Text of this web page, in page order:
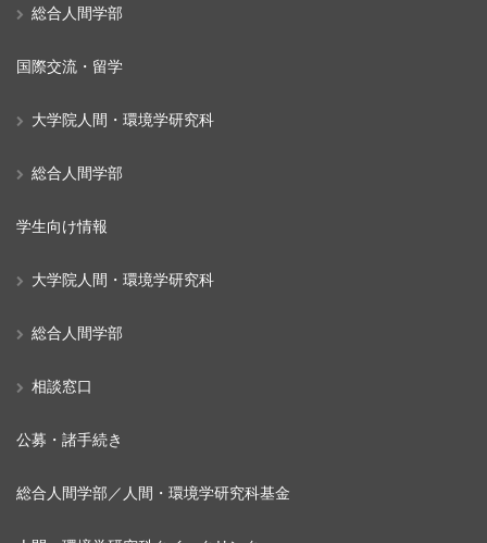
総合人間学部
国際交流・留学
大学院人間・環境学研究科
総合人間学部
学生向け情報
大学院人間・環境学研究科
総合人間学部
相談窓口
公募・諸手続き
総合人間学部／人間・環境学研究科基金